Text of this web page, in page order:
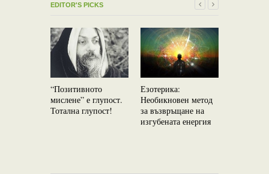
EDITOR'S PICKS
“Позитивното
мислене” е глупост.
Тотална глупост!
Езотерика:
Необикновен метод
за възвръщане на
изгубената енергия